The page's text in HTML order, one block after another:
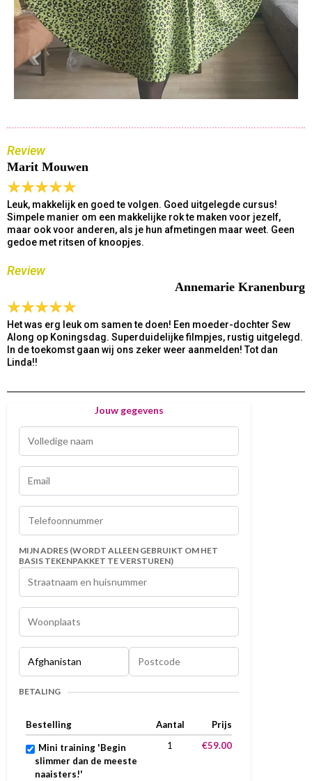
Review
Marit Mouwen
Leuk, makkelijk en goed te volgen. Goed uitgelegde cursus!
Simpele manier om een makkelijke rok te maken voor jezelf,
maar ook voor anderen, als je hun afmetingen maar weet. Geen
gedoe met ritsen of knoopjes.
Review
Annemarie Kranenburg
Het was erg leuk om samen te doen! Een moeder-dochter Sew
Along op Koningsdag. Superduidelijke filmpjes, rustig uitgelegd.
In de toekomst gaan wij ons zeker weer aanmelden! Tot dan
Linda!!
Jouw gegevens
MIJN ADRES (WORDT ALLEEN GEBRUIKT OM HET
BASIS TEKENPAKKET TE VERSTUREN)
BETALING
Bestelling Aantal Prijs
Mini training 'Begin
slimmer dan de meeste
naaisters!'
1 €59.00